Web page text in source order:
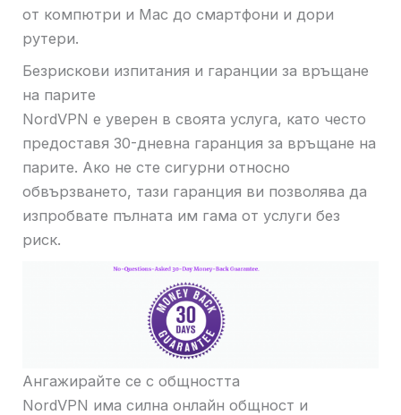
от компютри и Mac до смартфони и дори
рутери.
Безрискови изпитания и гаранции за връщане
на парите
NordVPN е уверен в своята услуга, като често
предоставя 30-дневна гаранция за връщане на
парите. Ако не сте сигурни относно
обвързването, тази гаранция ви позволява да
изпробвате пълната им гама от услуги без
риск.
Ангажирайте се с общността
NordVPN има силна онлайн общност и